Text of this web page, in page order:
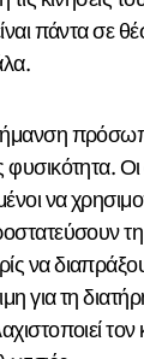
πάντα σε
Οι
να
να
για τη
τον